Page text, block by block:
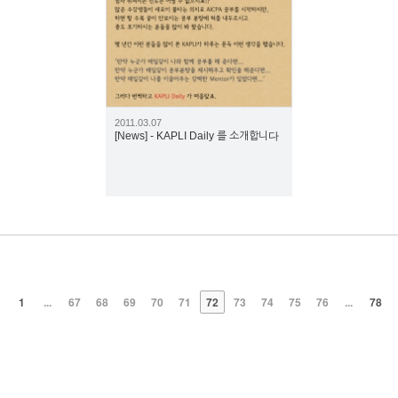
2036
2011.03.07
[News] - KAPLI Daily 를 소개합니다
1 ... 67 68 69 70 71 72 73 74 75 76 ... 78